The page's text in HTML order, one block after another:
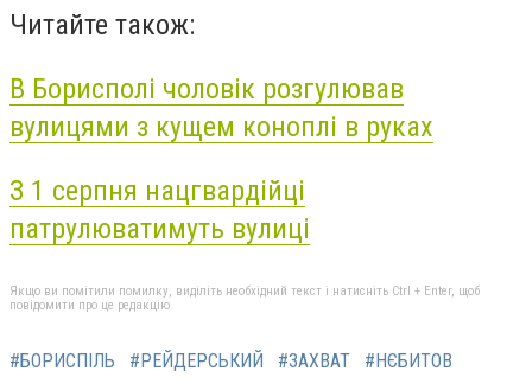
Читайте також:
В Борисполі чоловік розгулював
вулицями з кущем коноплі в руках
З 1 серпня нацгвардійці
патрулюватимуть вулиці
Якщо ви помітили помилку, виділіть необхідний текст і натисніть Ctrl + Enter, щоб
повідомити про це редакцію
#БОРИСПІЛЬ #РЕЙДЕРСЬКИЙ #ЗАХВАТ #НЄБИТОВ